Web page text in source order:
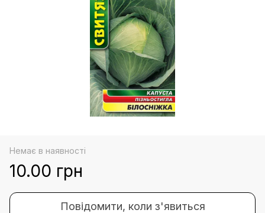
Немає в наявності
10.00 грн
Повідомити, коли з'явиться